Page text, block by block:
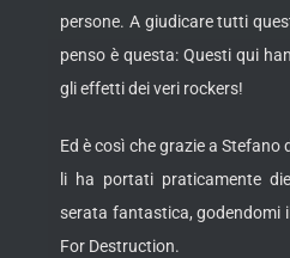
persone. A giudicare tutti
penso è questa: Questi qui
gli effetti dei veri rockers!
Ed è così che grazie a
li ha portati praticamente
serata fantastica, godendomi
For Destruction.